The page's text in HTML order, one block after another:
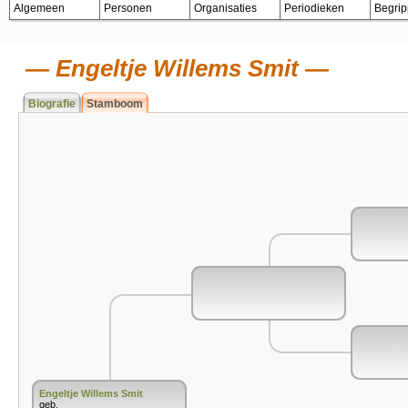
Algemeen Personen Organisaties Periodieken
Engeltje Willems Smit
Biografie Stamboom
Engeltje Willems Smit
geb.